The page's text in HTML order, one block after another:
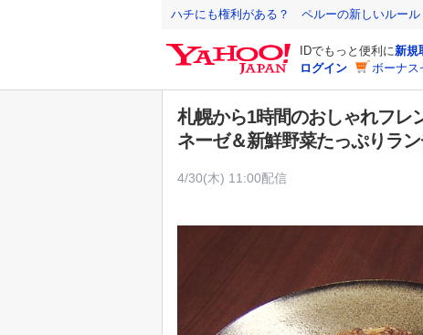
ハチにも権利がある？ ペルーの新しいルール
IDでもっと便利に新規
ログイン
ボーナ
札幌から1時間のおしゃれフレ
ネーゼ＆新鮮野菜たっぷりラン
4/30(木) 11:00配信